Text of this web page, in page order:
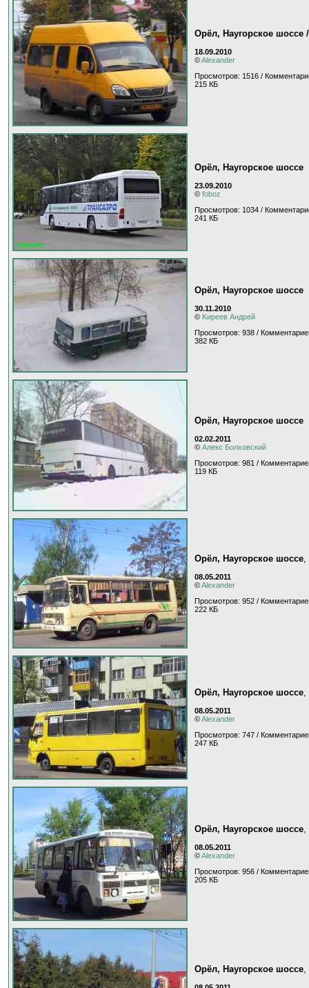
Орёл, Наугорское шоссе
18.09.2010
©Alexander
Просмотров: 1516 /
215 КБ
Орёл, Наугорское шоссе
23.09.2010
© foboz
Просмотров: 1034 /
241 КБ
Орёл, Наугорское шоссе
30.11.2010
© Kиpeeв Aндpeй
Просмотров: 938 /
382 КБ
Орёл, Наугорское шоссе
02.02.2011
© Алекс Болховский
Просмотров: 981 /
119 КБ
Орёл, Наугорское шоссе
08.05.2011
©Alexander
Просмотров: 952 /
222 КБ
Орёл, Наугорское шоссе
08.05.2011
©Alexander
Просмотров: 747 /
247 КБ
Орёл, Наугорское шоссе
08.05.2011
©Alexander
Просмотров: 956 /
205 КБ
Орёл, Наугорское шоссе